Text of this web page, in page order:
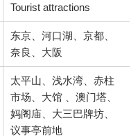
Tourist attractions
东京、河口湖、京都、
奈良、大阪
太平山、浅水湾、赤柱
市场、大馆 、澳门塔、
妈阁庙、大三巴牌坊、
议事亭前地